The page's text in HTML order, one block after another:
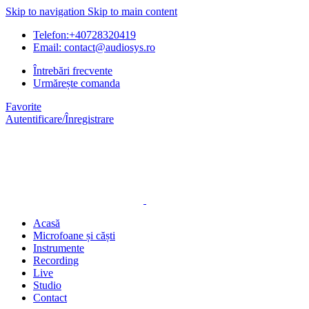
Skip to navigation Skip to main content
Telefon:+40728320419
Email: contact@audiosys.ro
Întrebări frecvente
Urmărește comanda
Favorite
Autentificare/Înregistrare
Acasă
Microfoane și căști
Instrumente
Recording
Live
Studio
Contact